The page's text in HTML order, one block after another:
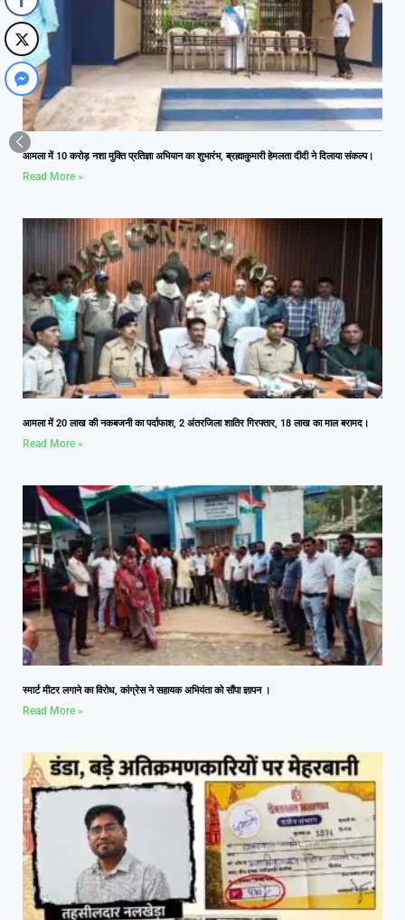
आमला में 10 करोड़ नशा मुक्ति प्रतिज्ञा अभियान का शुभारंभ, ब्रह्माकुमारी हेमलता दीदी ने दिलाया संकल्प।
Read More »
आमला में 20 लाख की नकबजनी का पर्दाफाश, 2 अंतरजिला शातिर गिरफ्तार, 18 लाख का माल बरामद।
Read More »
स्मार्ट मीटर लगाने का विरोध, कांग्रेस ने सहायक अभियंता को सौंपा ज्ञापन ।
Read More »